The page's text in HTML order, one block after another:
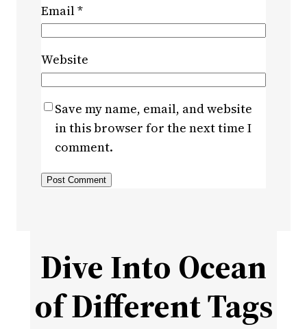
Email*
Website
Save my name, email, and website
in this browser for the next time I
comment.
Dive Into Ocean
of Different Tags